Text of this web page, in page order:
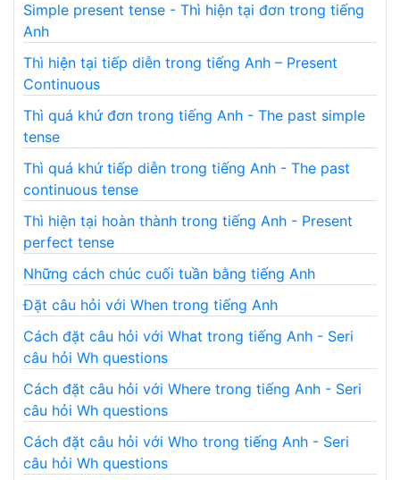
Simple present tense - Thì hiện tại đơn trong tiếng
Anh
Thì hiện tại tiếp diễn trong tiếng Anh – Present
Continuous
Thì quá khứ đơn trong tiếng Anh - The past simple
tense
Thì quá khứ tiếp diễn trong tiếng Anh - The past
continuous tense
Thì hiện tại hoàn thành trong tiếng Anh - Present
perfect tense
Những cách chúc cuối tuần bằng tiếng Anh
Đặt câu hỏi với When trong tiếng Anh
Cách đặt câu hỏi với What trong tiếng Anh - Seri
câu hỏi Wh questions
Cách đặt câu hỏi với Where trong tiếng Anh - Seri
câu hỏi Wh questions
Cách đặt câu hỏi với Who trong tiếng Anh - Seri
câu hỏi Wh questions